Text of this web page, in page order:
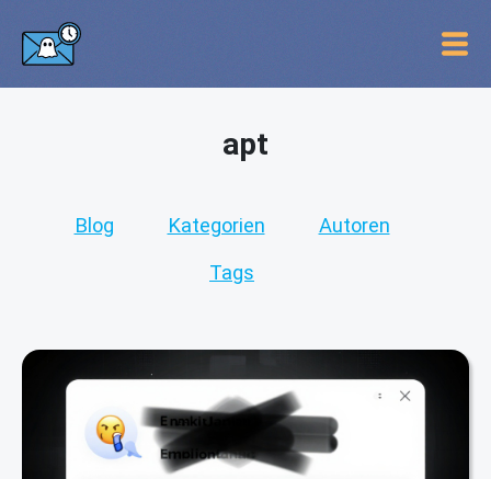
apt
Blog Kategorien Autoren
Tags